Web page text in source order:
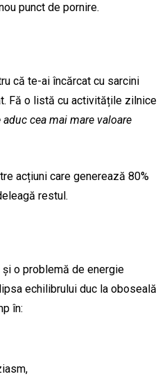
punct de pornire.
că te-ai încărcat cu sarcini
Fă o listă cu activitățile zilnice
aduc cea mai mare valoare
acțiuni care generează 80%
restul.
o problemă de energie
echilibrului duc la oboseală
în: